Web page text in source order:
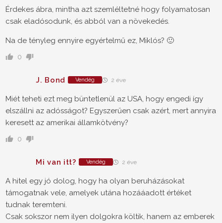
Érdekes ábra, mintha azt szemléltetné hogy folyamatosan
csak eladósodunk, és abból van a növekedés.
Na de tényleg ennyire egyértelmű ez, Miklós? 🙂
0
J. Bond Vendég 2 éve
Miét teheti ezt meg büntetlenül az USA, hogy engedi így
elszállni az adósságot? Egyszerűen csak azért, mert annyira
keresett az amerikai államkötvény?
0
Mi van itt? Vendég 2 éve
A hitel egy jó dolog, hogy ha olyan beruházásokat
támogatnak vele, amelyek utána hozááadott értéket
tudnak teremteni.
Csak sokszor nem ilyen dolgokra költik, hanem az emberek